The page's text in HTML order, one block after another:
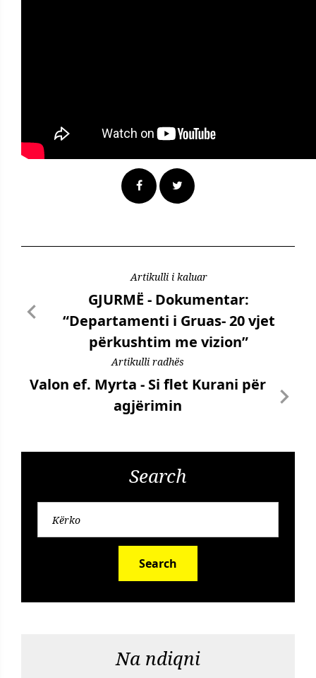
Artikulli i kaluar
GJURMË - Dokumentar:
“Departamenti i Gruas- 20 vjet
përkushtim me vizion”
Artikulli radhës
Valon ef. Myrta - Si flet Kurani për
agjërimin
Search
Search
Na ndiqni